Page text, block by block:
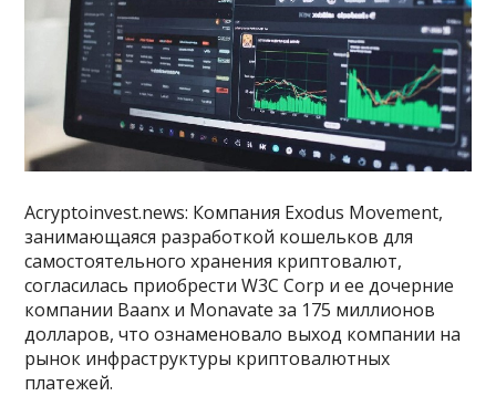
Acryptoinvest.news: Компания Exodus Movement,
занимающаяся разработкой кошельков для
самостоятельного хранения криптовалют,
согласилась приобрести W3C Corp и ее дочерние
компании Baanx и Monavate за 175 миллионов
долларов, что ознаменовало выход компании на
рынок инфраструктуры криптовалютных
платежей.